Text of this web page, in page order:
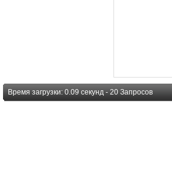
Время загрузки: 0.09 секунд - 20 Запросов